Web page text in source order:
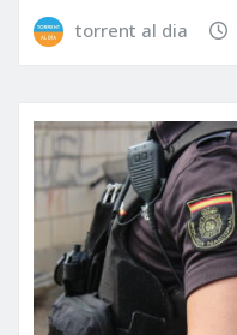
torrent al dia